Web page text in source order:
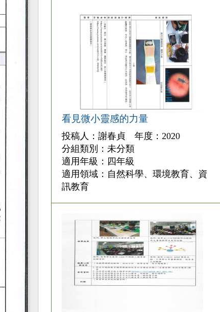
看見微小靈感的力量
投稿人：謝春貞 年度：2020
分組類別：未分類
適用年級：四年級
適用領域：自然科學、環境教育、資
訊教育